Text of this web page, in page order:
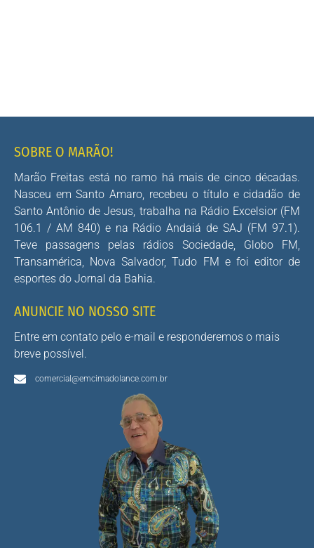
SOBRE O MARÃO!
Marão Freitas está no ramo há mais de cinco décadas.
Nasceu em Santo Amaro, recebeu o título e cidadão de
Santo Antônio de Jesus, trabalha na Rádio Excelsior (FM
106.1 / AM 840) e na Rádio Andaiá de SAJ (FM 97.1).
Teve passagens pelas rádios Sociedade, Globo FM,
Transamérica, Nova Salvador, Tudo FM e foi editor de
esportes do Jornal da Bahia.
ANUNCIE NO NOSSO SITE
Entre em contato pelo e-mail e responderemos o mais
breve possível.
comercial@emcimadolance.com.br